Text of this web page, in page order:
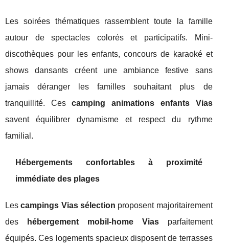
Les soirées thématiques rassemblent toute la famille
autour de spectacles colorés et participatifs. Mini-
discothèques pour les enfants, concours de karaoké et
shows dansants créent une ambiance festive sans
jamais déranger les familles souhaitant plus de
tranquillité. Cescamping animations enfants Vias
savent équilibrer dynamisme et respect du rythme
familial.
Hébergements confortables à proximité
immédiate des plages
Lescampings Vias sélection proposent majoritairement
des
hébergement mobil-home Viasparfaitement
équipés. Ces logements spacieux disposent de terrasses